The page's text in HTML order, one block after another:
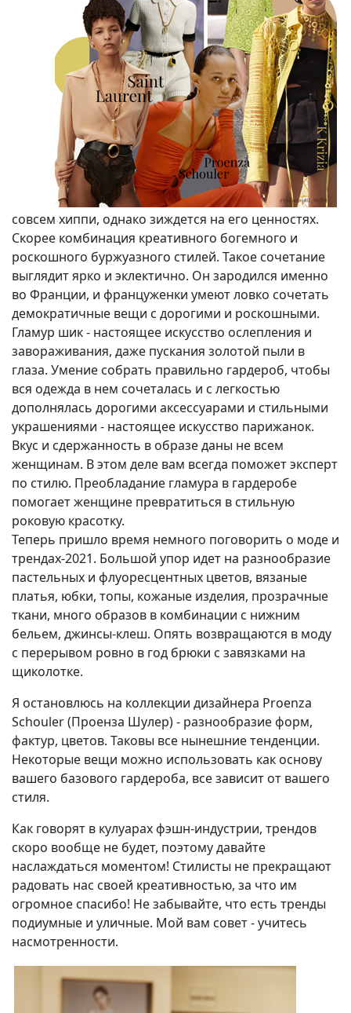
совсем хиппи, однако зиждется на его ценностях.
Скорее комбинация креативного богемного и
роскошного буржуазного стилей. Такое сочетание
выглядит ярко и эклектично. Он зародился именно
во Франции, и француженки умеют ловко сочетать
демократичные вещи с дорогими и роскошными.
Гламур шик - настоящее искусство ослепления и
завораживания, даже пускания золотой пыли в
глаза. Умение собрать правильно гардероб, чтобы
вся одежда в нем сочеталась и с легкостью
дополнялась дорогими аксессуарами и стильными
украшениями - настоящее искусство парижанок.
Вкус и сдержанность в образе даны не всем
женщинам. В этом деле вам всегда поможет эксперт
по стилю. Преобладание гламура в гардеробе
помогает женщине превратиться в стильную
роковую красотку.
Теперь пришло время немного поговорить о моде и
трендах-2021. Большой упор идет на разнообразие
пастельных и флуоресцентных цветов, вязаные
платья, юбки, топы, кожаные изделия, прозрачные
ткани, много образов в комбинации с нижним
бельем, джинсы-клеш. Опять возвращаются в моду
с перерывом ровно в год брюки с завязками на
щиколотке.
Я остановлюсь на коллекции дизайнера Proenza
Schouler (Проенза Шулер) - разнообразие форм,
фактур, цветов. Таковы все нынешние тенденции.
Некоторые вещи можно использовать как основу
вашего базового гардероба, все зависит от вашего
стиля.
Как говорят в кулуарах фэшн-индустрии, трендов
скоро вообще не будет, поэтому давайте
наслаждаться моментом! Стилисты не прекращают
радовать нас своей креативностью, за что им
огромное спасибо! Не забывайте, что есть тренды
подиумные и уличные. Мой вам совет - учитесь
насмотренности.